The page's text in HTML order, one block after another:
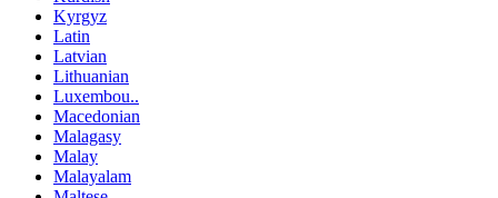
Kyrgyz
Latin
Latvian
Lithuanian
Luxembou..
Macedonian
Malagasy
Malay
Malayalam